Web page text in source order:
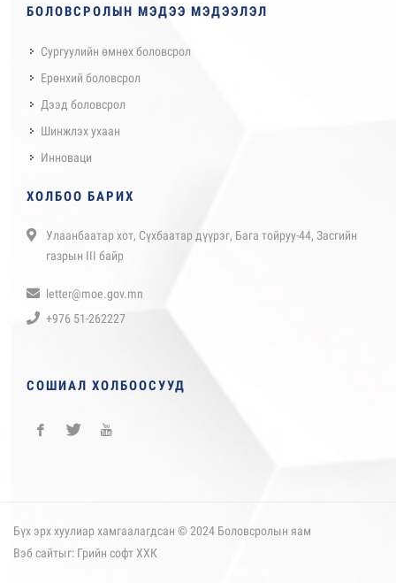
БОЛОВСРОЛЫН МЭДЭЭ МЭДЭЭЛЭЛ
Сургуулийн өмнөх боловсрол
Ерөнхий боловсрол
Дээд боловсрол
Шинжлэх ухаан
Инноваци
ХОЛБОО БАРИХ
Улаанбаатар хот, Сүхбаатар дүүрэг, Бага тойруу-44, Засгийн
газрын III байр
letter@moe.gov.mn
+976 51-262227
СОШИАЛ ХОЛБООСУУД
Бүх эрх хуулиар хамгаалагдсан © 2024 Боловсролын яам
Вэб сайтыг: Грийн софт ХХК